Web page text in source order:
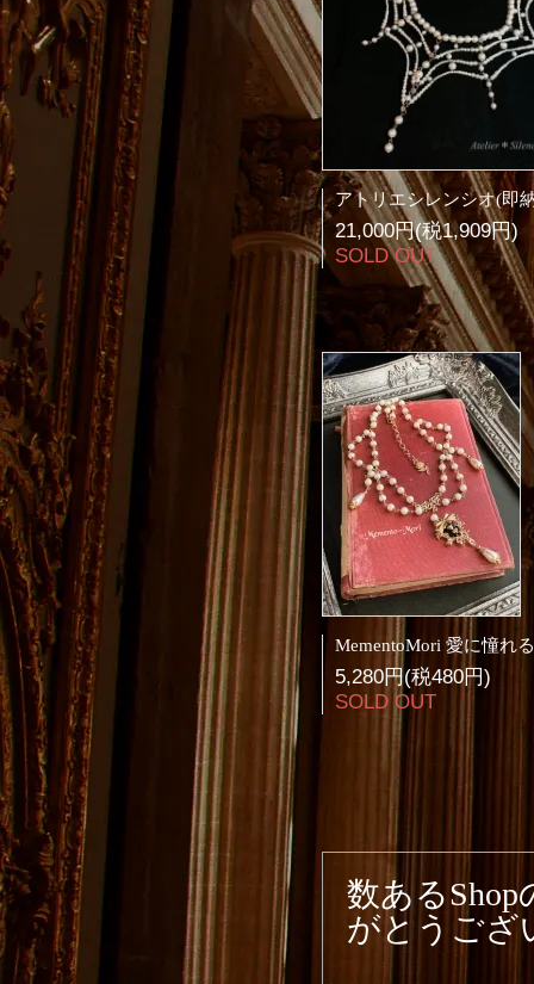
21,000円(税1,909円)
SOLD OUT
5,280円(税480円)
SOLD OUT
数ある
がとうござ